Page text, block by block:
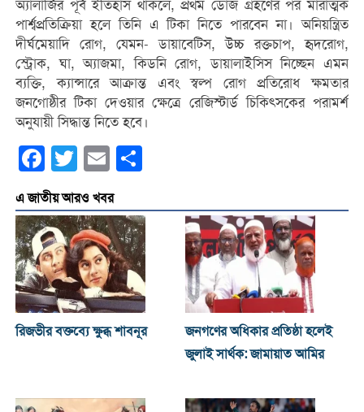
অ্যালার্জির পূর্ব ইতিহাস থাকলে, প্রথম ডোজ গ্রহণের পর মারাত্মক
পার্শ্বপ্রতিক্রিয়া হলে তিনি এ টিকা নিতে পারবেন না। অনিয়ন্ত্রিত
দীর্ঘমেয়াদি রোগ, যেমন- ডায়াবেটিস, উচ্চ রক্তচাপ, হৃদরোগ,
স্ট্রোক, ঘা, অ্যাজমা, কিডনি রোগ, ডায়ালাইসিস নিচ্ছেন এমন
ব্যক্তি, ক্যান্সারে আক্রান্ত এবং স্বল্প রোগ প্রতিরোধ ক্ষমতার
জনগোষ্ঠীর টিকা দেওয়ার ক্ষেত্রে রেজিস্টার্ড চিকিৎসকের পরামর্শ
অনুযায়ী সিদ্ধান্ত নিতে হবে।
Facebook
Twitter Email
এ জাতীয় আরও খবর
রিজভীর বক্তব্যে ক্ষুব্ধ শাবনূর
জনগণের অধিকার প্রতিষ্ঠা হলেই
জুলাই সার্থক: জামায়াত আমির